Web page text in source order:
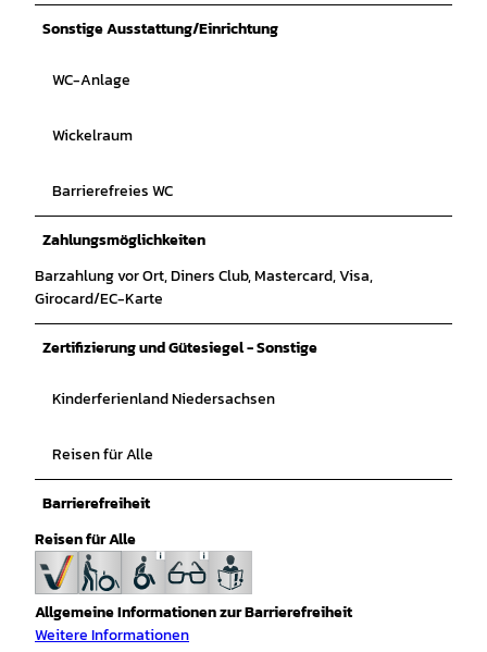
Sonstige Ausstattung/Einrichtung
WC-Anlage
Wickelraum
Barrierefreies WC
Zahlungsmöglichkeiten
Barzahlung vor Ort, Diners Club, Mastercard, Visa,
Girocard/EC-Karte
Zertifizierung und Gütesiegel - Sonstige
Kinderferienland Niedersachsen
Reisen für Alle
Barrierefreiheit
Reisen für Alle
Allgemeine Informationen zur Barrierefreiheit
Weitere Informationen